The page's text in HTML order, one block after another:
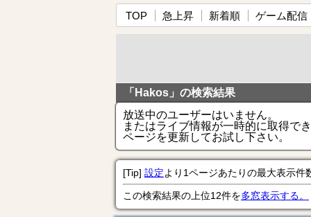
TOP 急上昇 新着順 ゲーム配信
「Hakos」の検索結果
放送中のユーザーはいません。
またはライブ情報が一時的に取得で
ページを更新してお試し下さい。
[Tip] 設定より1ページあたりの最大表示件
この検索結果の上位12件を多窓表示する。